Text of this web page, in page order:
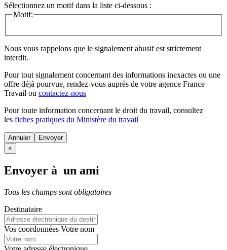
Sélectionnez un motif dans la liste ci-dessous :
Motif:
Nous vous rappelons que le signalement abusif est strictement
interdit.
Pour tout signalement concernant des informations inexactes ou une
offre déjà pourvue, rendez-vous auprès de votre agence France
Travail ou contactez-nous
Pour toute information concernant le droit du travail, consultez
les fiches pratiques du Ministère du travail
Annuler
×
Envoyer à un ami
Tous les champs sont obligatoires
Destinataire
Vos coordonnées Votre nom